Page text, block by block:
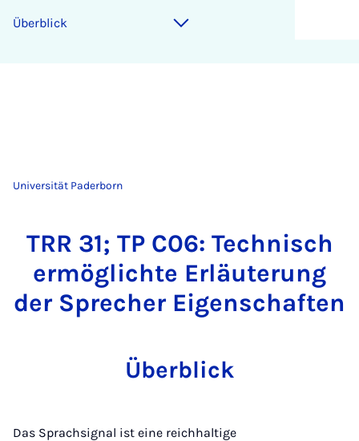
Überblick
Universität Paderborn
TRR 31; TP C06: Technisch
ermöglichte Erläuterung
der Sprecher Eigenschaften
Überblick
Das Sprachsignal ist eine reichhaltige